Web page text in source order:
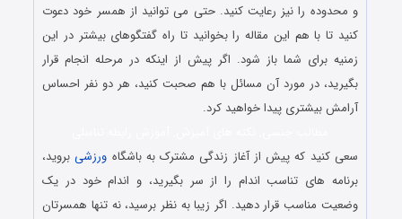
و محدوده را نیز رعایت کنید. حتی می توانید از همسر خود دعوت
کنید تا با هم این مقاله را بخوانید تا راه گفتگوهای بیشتر در این
زمنیه برای شما باز شود. اگر پیش از اینکه در مرحله انجام قرار
بگیرید، در مورد آن مسائل با هم صحبت کنید، هر دو نفر احساس
آرامش بیشتری پیدا خواهید کرد.
سعی کنید که پیش از آغاز زندگی مشترک به باشگاه ورزشیبروید،
برنامه های تناسب اندام را از سر بگیرید، و اندام خود در یک
وضعیت مناسب قرار دهید. اگر زیبا به نظر برسید، نه تنها همسرتان